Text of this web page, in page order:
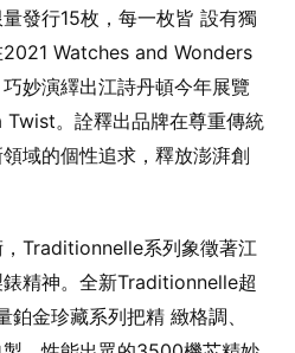
發行15枚，每一枚皆 設有獨
Watches and Wonders
妙演繹出江詩丹頓今年展覽
。詮釋出品牌在尊重傳統
域的個性追求，釋放澎湃創
Traditionnelle系列象徵著江
精神。全新Traditionnelle超
金珍藏系列把精 緻格調、